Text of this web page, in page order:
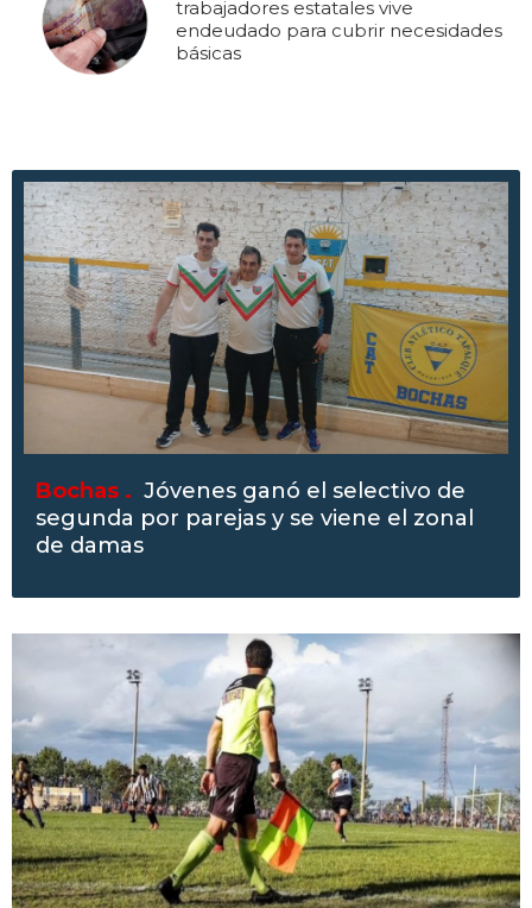
trabajadores estatales vive
endeudado para cubrir necesidades
básicas
Bochas . Jóvenes ganó el selectivo de
segunda por parejas y se viene el zonal
de damas